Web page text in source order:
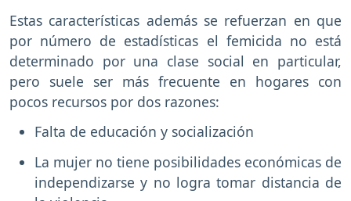
Estas características además se refuerzan en que
por número de estadísticas el femicida no está
determinado por una clase social en particular,
pero suele ser más frecuente en hogares con
pocos recursos por dos razones:
Falta de educación y socialización
La mujer no tiene posibilidades económicas de
independizarse y no logra tomar distancia de